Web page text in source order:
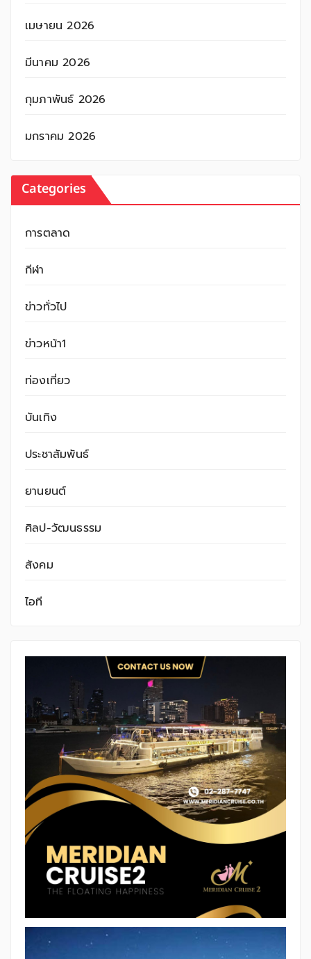
เมษายน 2026
มีนาคม 2026
กุมภาพันธ์ 2026
มกราคม 2026
Categories
การตลาด
กีฬา
ข่าวทั่วไป
ข่าวหน้า1
ท่องเที่ยว
บันเทิง
ประชาสัมพันธ์
ยานยนต์
ศิลป-วัฒนธรรม
สังคม
ไอที